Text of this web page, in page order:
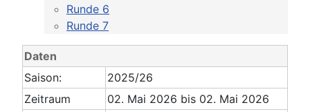
Runde 6
Runde 7
Daten
Saison:
2025/26
Zeitraum
02. Mai 2026 bis 02. Mai 2026